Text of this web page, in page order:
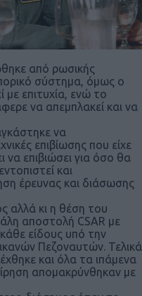
από ρωσικής
σύστημα, όμως ο
με επιτυχία, ενώ το
να απεμπλακεί και να
να
επιβίωσης που είχε
να επιβιώσει για όσο θα
και
έρευνας και διάσωσης
αλλά κι η θέση του
αποστολή CSAR με
είδους υπό την
Πεζοναυτών. Τελικά
και όλα τα ιπάμενα
απομακρύνθηκαν με